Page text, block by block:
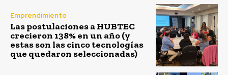
Emprendimiento
Las postulaciones a HUBTEC
crecieron 138% en un año (y
estas son las cinco tecnologías
que quedaron seleccionadas)